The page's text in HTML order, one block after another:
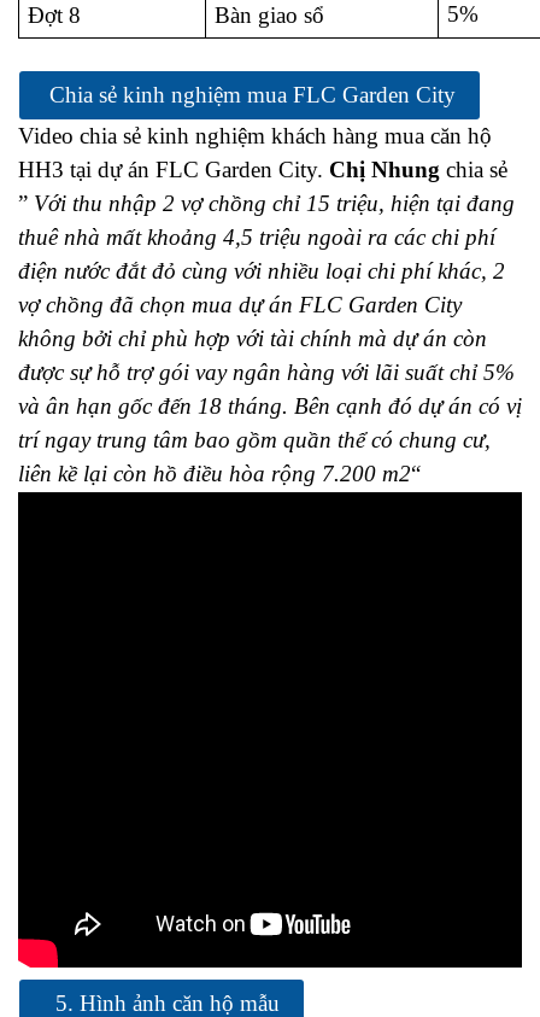
Đợt 8 Bàn giao sổ 5%
Chia sẻ kinh nghiệm mua FLC Garden City
Video chia sẻ kinh nghiệm khách hàng mua căn hộ
HH3 tại dự án FLC Garden City. Chị Nhung chia sẻ
” Với thu nhập 2 vợ chồng chỉ 15 triệu, hiện tại đang
thuê nhà mất khoảng 4,5 triệu ngoài ra các chi phí
điện nước đắt đỏ cùng với nhiều loại chi phí khác, 2
vợ chồng đã chọn mua dự án FLC Garden City
không bởi chỉ phù hợp với tài chính mà dự án còn
được sự hỗ trợ gói vay ngân hàng với lãi suất chỉ 5%
và ân hạn gốc đến 18 tháng. Bên cạnh đó dự án có vị
trí ngay trung tâm bao gồm quần thể có chung cư,
liên kề lại còn hồ điều hòa rộng 7.200 m2“
5. Hình ảnh căn hộ mẫu